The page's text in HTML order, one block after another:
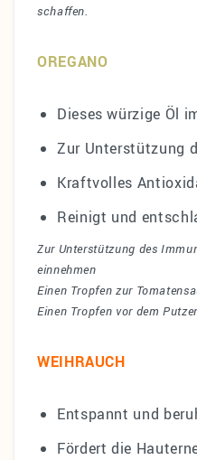
schaffen.
OREGANO
Dieses würzige Öl
Zur Unterstützung
Kraftvolles
Reinigt und
Zur Unterstützung des
einnehmen
Einen Tropfen zur
Einen Tropfen vor dem
WEIHRAUCH
Entspannt und
Fördert die